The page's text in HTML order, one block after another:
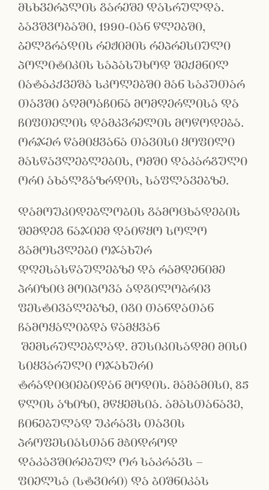
მსხვერპლის გარეშე დასრულდა.
ბავშვობაში, 1990-იან წლებში,
ბელგრადის რეჟიმის რეპრესიული
პოლიტიკის საპასუხოდ შექმნილ
იატაკქვეშა სკოლებში მან საკუთარ
თავში აღმოაჩინა მომღერლისა და
ჩიფთელის დამკვრელის მოწოდება.
ორჯერ წამიყვანა თავისი ყოფილი
მასწავლებლების, ომში დაკარგული
ორი ახალგაზრდის, საფლავებზე.
დამოუკიდებლობის გამოცხადების
შემდეგ ნაჯიემ დაიწყო სოლო
გამოსვლები ოჯახურ
დღესასწაულებზე და რამდენიმე
პრიზიც მოიპოვა ადგილობრივ
ფესტივალებზე, იგი თანდათან
ჩამოყალიბდა წამყვან
შემსრულებლად. მუსიკისადმი მისი
სიყვარული ოჯახური
ტრადიციებიდან მოდის. მამამისი, 85
წლის აზიზი, მწყემსია. ამასთანავე,
ჩინებულად უკრავს თავის
პროფესიასთან მჭიდროდ
დაკავშირებულ ორ საკრავს –
ფიელსა (სტვირი) და ბიშნიკას